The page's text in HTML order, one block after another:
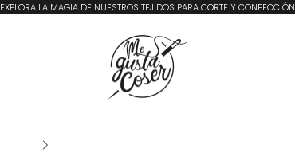
EXPLORA LA MAGIA DE NUESTROS TEJIDOS PARA CORTE Y CONFECCIÓN
Me Gusta Coser